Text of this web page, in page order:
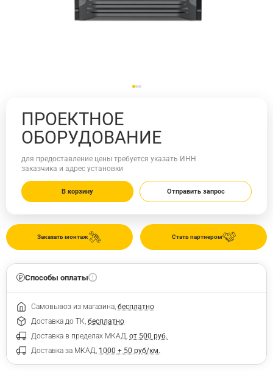
Стать партнером
Заказать монтаж
ПРОЕКТНОЕ
ОБОРУДОВАНИЕ
для предоставление цены требуется указать ИНН
заказчика и адрес установки
В корзину Отправить запрос
Способы оплаты
Самовывоз из магазина, бесплатно
Доставка до ТК, бесплатно
Доставка в пределах МКАД, от 500 руб.
Доставка за МКАД, 1000 + 50 руб/км.